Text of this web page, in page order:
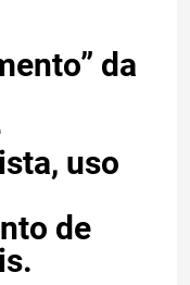
da
uso
de